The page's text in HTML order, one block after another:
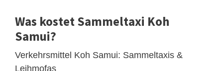
Was kostet Sammeltaxi Koh
Samui?
Verkehrsmittel Koh Samui: Sammeltaxis &
Leihmofas